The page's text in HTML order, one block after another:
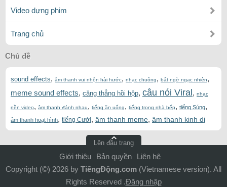
Video dựng phim
Trang chủ
Chủ đề
sound effects, âm thanh vui nhộn hài hước, nhạc chuông, bất ngờ ngạc nhiên,
meme sound effects, căng thẳng hồi hộp, câu nói Viral , nhạc
nền video, âm thanh đánh nhau, tiếng ăn uống, tiếng trong nhà bếp, tiếng Súng,
âm thanh hoạt hình, tiếng Cười, âm thanh meme, âm thanh kinh dị
Lên đầu trang
Giới thiệu Bản quyền
Liên hệ
Copyright (©) 2026 by TiếngĐộng.com (Vietnamese version). All
Rights Reserved .Đăng nhập